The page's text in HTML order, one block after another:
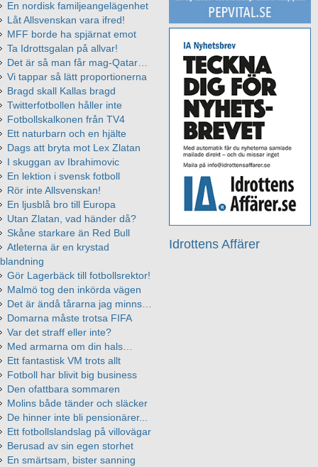
Idrottens Affärer
En nordisk familjeangelägenhet
Låt Allsvenskan vara ifred!
MFF borde ha spjärnat emot
Ta Idrottsgalan på allvar!
Det är så man får mag-Qatar…
Vi tappar så lätt proportionerna
Bragd skall Kallas bragd
Twitterfotbollen håller inte
Fotbollskalkonen från TV4
Ett naturbarn och en hjälte
Dags att bryta mot Lex Zlatan
I skuggan av Ibrahimovic
En lektion i svensk fotboll
Rör inte Allsvenskan!
En ljusblå bro till Europa
Utan Zlatan, vad händer då?
Skåne starkare än Red Bull
Atleterna är en krystad
blandning
Gör Lagerbäck till fotbollsrektor!
Malmö tog den inkörda vägen
Det är ändå tårarna jag minns…
Domarna måste trotsa FIFA
Var det straff eller inte?
Med armarna om din hals…
Ett fantastisk VM trots allt
Fotboll har blivit big business
Den ofattbara sommaren
Molins både tänder och släcker
De hinner inte bli pensionärer...
Ett fotbollslandslag på villovägar
Berusad av sin egen storhet
En smärtsam, bister sanning